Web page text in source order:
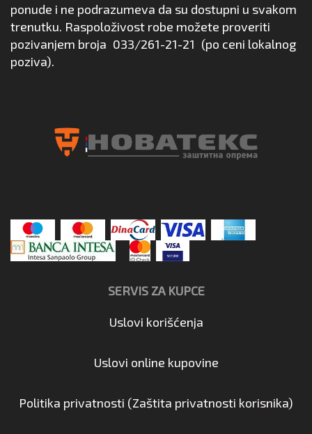
ponude i ne podrazumeva da su dostupni u svakom
trenutku. Raspoloživost robe možete proveriti
pozivanjem broja 033/261-21-21 (po ceni lokalnog
poziva).
SERVIS ZA KUPCE
Uslovi korišćenja
Uslovi online kupovine
Politika privatnosti (Zaštita privatnosti korisnika)